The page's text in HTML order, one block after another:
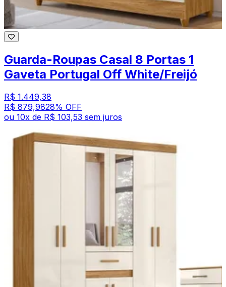
Guarda-Roupas Casal 8 Portas 1
Gaveta Portugal Off White/Freijó
R$ 1.449,38
R$ 879,9828% OFF
ou 10x de R$ 103,53 sem juros